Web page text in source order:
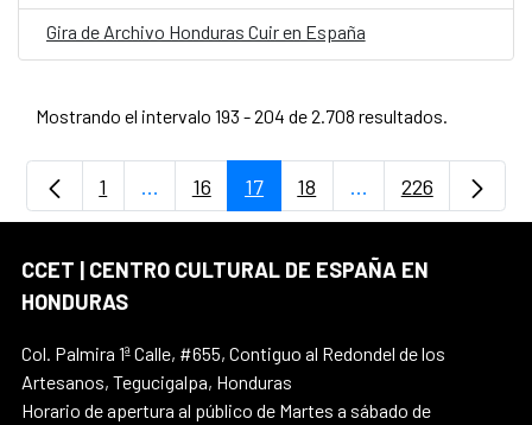
Gira de Archivo Honduras Cuir en España
Mostrando el intervalo 193 - 204 de 2.708 resultados.
Página
1 ...Páginas intermedias Use TAB para
Página
16 Página
17 Página
18 ...PáginasPágina
226
CCET | CENTRO CULTURAL DE ESPAÑA EN
HONDURAS
Col. Palmira 1ª Calle, #655, Contiguo al Redondel de los
Artesanos, Tegucigalpa, Honduras
Horario de apertura al público de Martes a sábado de